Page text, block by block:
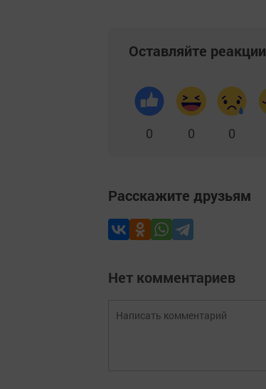
Оставляйте реакции
0 0 0
Расскажите друзьям
Нет комментариев